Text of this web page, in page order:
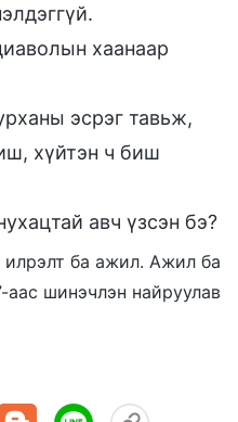
хаанаар
эсрэг тавьж,
хүйтэн ч биш
авч үзсэн бэ?
илрэлт ба ажил. Ажил ба
аас шинэчлэн найруулав